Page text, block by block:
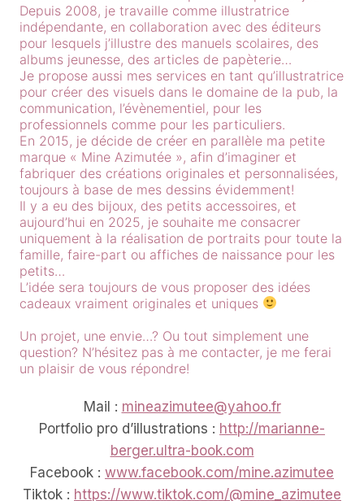
Depuis 2008, je travaille comme illustratrice
indépendante, en collaboration avec des éditeurs
pour lesquels j’illustre des manuels scolaires, des
albums jeunesse, des articles de papèterie…
Je propose aussi mes services en tant qu’illustratrice
pour créer des visuels dans le domaine de la pub, la
communication, l’évènementiel, pour les
professionnels comme pour les particuliers.
En 2015, je décide de créer en parallèle ma petite
marque « Mine Azimutée », afin d’imaginer et
fabriquer des créations originales et personnalisées,
toujours à base de mes dessins évidemment!
Il y a eu des bijoux, des petits accessoires, et
aujourd’hui en 2025, je souhaite me consacrer
uniquement à la réalisation de portraits pour toute la
famille, faire-part ou affiches de naissance pour les
petits…
L’idée sera toujours de vous proposer des idées
cadeaux vraiment originales et uniques
Un projet, une envie…? Ou tout simplement une
question? N’hésitez pas à me contacter, je me ferai
un plaisir de vous répondre!
Mail : mineazimutee@yahoo.fr
Portfolio pro d’illustrations : http://marianne-
berger.ultra-book.com
Facebook : www.facebook.com/mine.azimutee
Tiktok : https://www.tiktok.com/@mine_azimutee